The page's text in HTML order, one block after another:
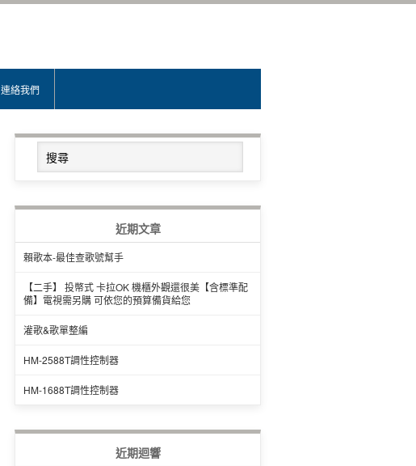
連絡我們
近期文章
賴歌本-最佳查歌號幫手
【二手】 投幣式 卡拉OK 機櫃外觀還很美【含標準配
備】電視需另購 可依您的預算備貨給您
灌歌&歌單整編
HM-2588T調性控制器
HM-1688T調性控制器
近期迴響